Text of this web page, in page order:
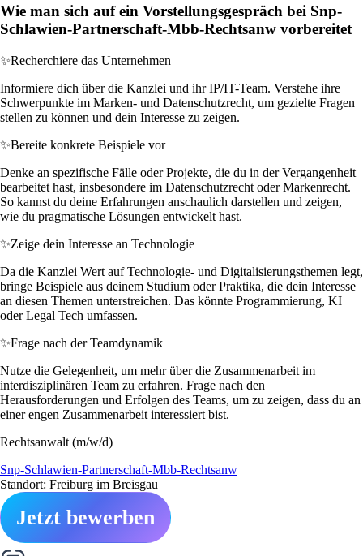
Wie man sich auf ein Vorstellungsgespräch bei Snp-
Schlawien-Partnerschaft-Mbb-Rechtsanw vorbereitet
✨Recherchiere das Unternehmen
Informiere dich über die Kanzlei und ihr IP/IT-Team. Verstehe ihre
Schwerpunkte im Marken- und Datenschutzrecht, um gezielte Fragen
stellen zu können und dein Interesse zu zeigen.
✨Bereite konkrete Beispiele vor
Denke an spezifische Fälle oder Projekte, die du in der Vergangenheit
bearbeitet hast, insbesondere im Datenschutzrecht oder Markenrecht.
So kannst du deine Erfahrungen anschaulich darstellen und zeigen,
wie du pragmatische Lösungen entwickelt hast.
✨Zeige dein Interesse an Technologie
Da die Kanzlei Wert auf Technologie- und Digitalisierungsthemen legt,
bringe Beispiele aus deinem Studium oder Praktika, die dein Interesse
an diesen Themen unterstreichen. Das könnte Programmierung, KI
oder Legal Tech umfassen.
✨Frage nach der Teamdynamik
Nutze die Gelegenheit, um mehr über die Zusammenarbeit im
interdisziplinären Team zu erfahren. Frage nach den
Herausforderungen und Erfolgen des Teams, um zu zeigen, dass du an
einer engen Zusammenarbeit interessiert bist.
Rechtsanwalt (m/w/d)
Snp-Schlawien-Partnerschaft-Mbb-Rechtsanw
Standort: Freiburg im Breisgau
Jetzt bewerben